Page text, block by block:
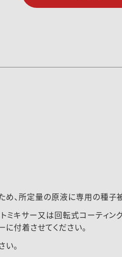
、所定量の原液に専用の種子
ミキサー又は回転式コーティ
付着させてください。
。